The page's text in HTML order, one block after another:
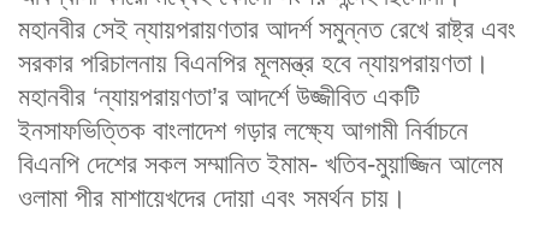
মহানবীর সেই ন্যায়পরায়ণতার আদর্শ সমুন্নত রেখে রাষ্ট্র এবং
সরকার পরিচালনায় বিএনপির মূলমন্ত্র হবে ন্যায়পরায়ণতা।
মহানবীর ‘ন্যায়পরায়ণতা’র আদর্শে উজ্জীবিত একটি
ইনসাফভিত্তিক বাংলাদেশ গড়ার লক্ষ্যে আগামী নির্বাচনে
বিএনপি দেশের সকল সম্মানিত ইমাম- খতিব-মুয়াজ্জিন আলেম
ওলামা পীর মাশায়েখদের দোয়া এবং সমর্থন চায়।